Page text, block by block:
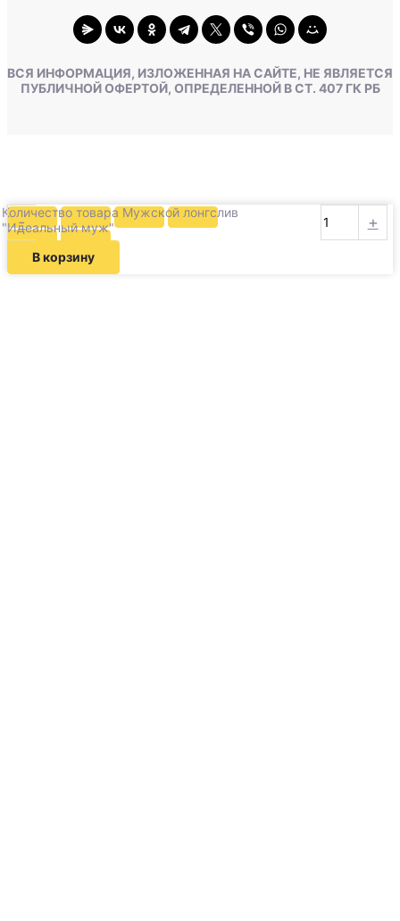
ВСЯ ИНФОРМАЦИЯ, ИЗЛОЖЕННАЯ НА САЙТЕ, НЕ ЯВЛЯЕТСЯ
ПУБЛИЧНОЙ ОФЕРТОЙ, ОПРЕДЕЛЕННОЙ В СТ. 407 ГК РБ
-
Количество товара Мужской лонгслив
"Идеальный муж"
+
В корзину